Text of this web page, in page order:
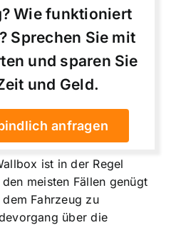
Wie funktioniert
Sprechen Sie mit
und sparen Sie
und Geld.
anfragen
ist in der Regel
meisten Fällen genügt
Fahrzeug zu
über die